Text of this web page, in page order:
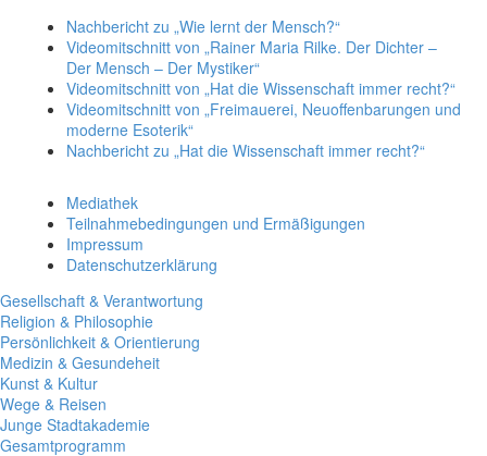
Nachbericht zu „Wie lernt der Mensch?“
Videomitschnitt von „Rainer Maria Rilke. Der Dichter –
Der Mensch – Der Mystiker“
Videomitschnitt von „Hat die Wissenschaft immer recht?“
Videomitschnitt von „Freimauerei, Neuoffenbarungen und
moderne Esoterik“
Nachbericht zu „Hat die Wissenschaft immer recht?“
Mediathek
Teilnahmebedingungen und Ermäßigungen
Impressum
Datenschutzerklärung
Gesellschaft & Verantwortung
Religion & Philosophie
Persönlichkeit & Orientierung
Medizin & Gesundeheit
Kunst & Kultur
Wege & Reisen
Junge Stadtakademie
Gesamtprogramm